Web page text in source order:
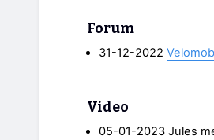
Forum
31-12-2022
Video
05-01-2023 Jules